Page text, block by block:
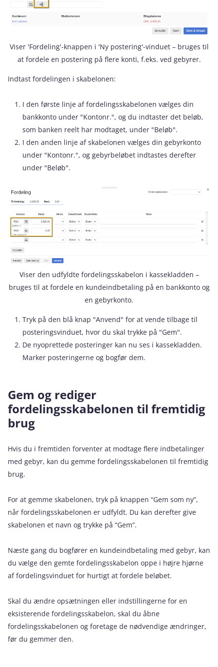
Viser 'Fordeling'-knappen i 'Ny postering'-vinduet – bruges til
at fordele en postering på flere konti, f.eks. ved gebyrer.
Indtast fordelingen i skabelonen:
I den første linje af fordelingsskabelonen vælges din
bankkonto under "Kontonr.", og du indtaster det beløb,
som banken reelt har modtaget, under "Beløb".
I den anden linje af skabelonen vælges din gebyrkonto
under "Kontonr.", og gebyrbeløbet indtastes derefter
under "Beløb".
Viser den udfyldte fordelingsskabelon i kassekladden –
bruges til at fordele en kundeindbetaling på en bankkonto og
en gebyrkonto.
Tryk på den blå knap "Anvend" for at vende tilbage til
posteringsvinduet, hvor du skal trykke på "Gem".
De nyoprettede posteringer kan nu ses i kassekladden.
Marker posteringerne og bogfør dem.
Gem og rediger
fordelingsskabelonen til fremtidig
brug
Hvis du i fremtiden forventer at modtage flere indbetalinger
med gebyr, kan du gemme fordelingsskabelonen til fremtidig
brug.
For at gemme skabelonen, tryk på knappen “Gem som ny”,
når fordelingsskabelonen er udfyldt. Du kan derefter give
skabelonen et navn og trykke på “Gem”.
Næste gang du bogfører en kundeindbetaling med gebyr, kan
du vælge den gemte fordelingsskabelon oppe i højre hjørne
af fordelingsvinduet for hurtigt at fordele beløbet.
Skal du ændre opsætningen eller indstillingerne for en
eksisterende fordelingsskabelon, skal du åbne
fordelingsskabelonen og foretage de nødvendige ændringer,
før du gemmer den.